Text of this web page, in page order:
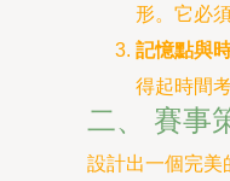
形。它必
記憶點與
得起時間
二、 賽事
設計出一個完美